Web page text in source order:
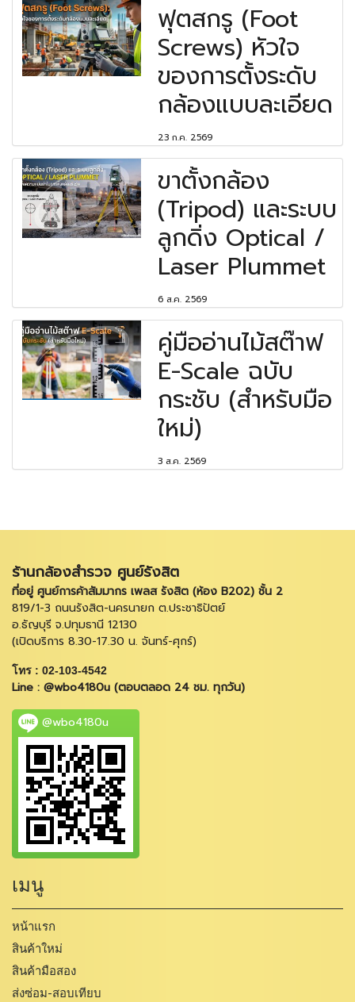
ฟุตสกรู (Foot
Screws) หัวใจ
ของการตั้งระดับ
กล้องแบบละเอียด
23 ก.ค. 2569
ขาตั้งกล้อง
(Tripod) และระบบ
ลูกดิ่ง Optical /
Laser Plummet
6 ส.ค. 2569
คู่มืออ่านไม้สต๊าฟ
E-Scale ฉบับ
กระชับ (สำหรับมือ
ใหม่)
3 ส.ค. 2569
ร้านกล้องสำรวจ ศูนย์รังสิต
ที่อยู่ ศูนย์การค้าสัมมากร เพลส รังสิต (ห้อง B202) ชั้น 2
819/1-3 ถนนรังสิต-นครนายก ต.ประชาธิปัตย์
อ.ธัญบุรี จ.ปทุมธานี 12130
(เปิดบริการ 8.30-17.30 น. จันทร์-ศุกร์)
โทร : 02-103-4542
Line : @wbo4180u (ตอบตลอด 24 ชม. ทุกวัน)
@wbo4180u
เมนู
หน้าแรก
สินค้าใหม่
สินค้ามือสอง
ส่งซ่อม-สอบเทียบ